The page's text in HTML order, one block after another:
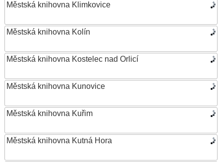
Městská knihovna Klimkovice
Městská knihovna Kolín
Městská knihovna Kostelec nad Orlicí
Městská knihovna Kunovice
Městská knihovna Kuřim
Městská knihovna Kutná Hora